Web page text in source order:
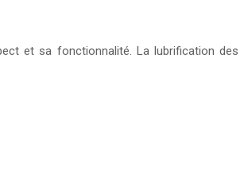
et sa fonctionnalité. La lubrification des